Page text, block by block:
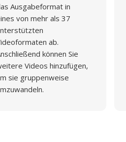
Ausgabeformat in
von mehr als 37
ab.
können Sie
Videos hinzufügen,
sie gruppenweise